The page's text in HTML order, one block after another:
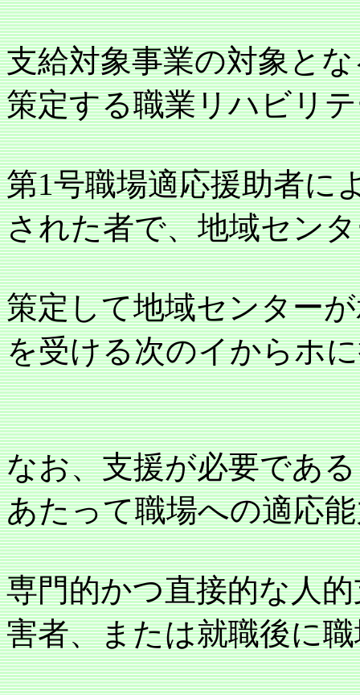
支給対象事業の対象と
策定する職業リハビリ
第1号職場適応援助者に
された者で、地域セン
策定して地域センター
を受ける次のイからホ
なお、支援が必要であ
あたって職場への適応
専門的かつ直接的な人
害者、または就職後に